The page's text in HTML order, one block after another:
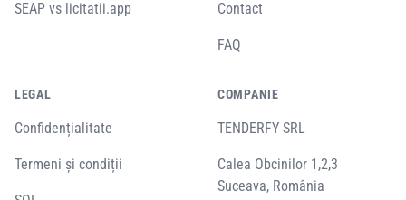
SEAP vs licitatii.app Contact
FAQ
LEGAL
Confidențialitate
Termeni și condiții
COMPANIE
TENDERFY SRL
Calea Obcinilor 1,2,3
Suceava, România